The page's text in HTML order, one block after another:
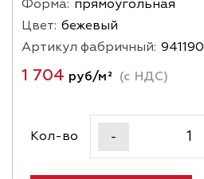
Форма: прямоугольная
Цвет: бежевый
Артикул фабричный: 941190
1 704 руб/м² (с НДС)
Кол-во -